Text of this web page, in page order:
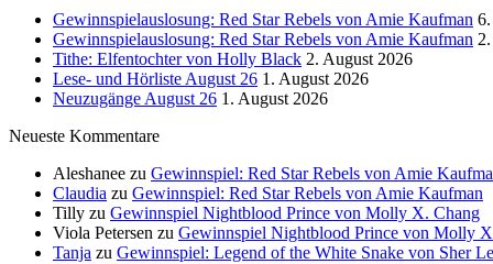
Gewinnspielauslosung: Red Star Rebels von Amie Kaufman
Gewinnspielauslosung: Red Star Rebels von Amie Kaufman
Tithe: Elfentochter von Holly Black 2. August 2026
Lese- und Hörliste August 26 1. August 2026
Neuzugänge August 26 1. August 2026
Neueste Kommentare
Aleshanee zu Gewinnspiel: Red Star Rebels von Amie
Claudia zu Gewinnspiel: Red Star Rebels von Amie Kaufman
Tilly zu Gewinnspiel Nightblood Prince von Molly X. Chang
Viola Petersen zu Gewinnspiel Nightblood Prince von Molly
Tanja zu Gewinnspiel: Legend of the White Snake von Sher